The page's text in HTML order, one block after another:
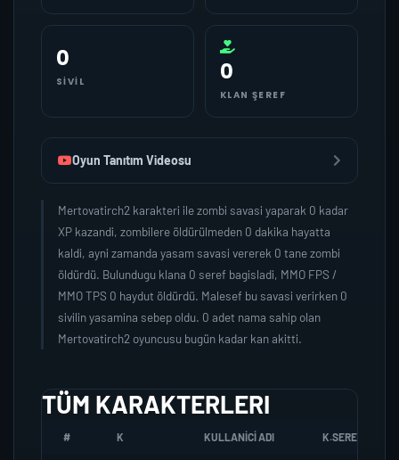
0
SIVIL 0
KLAN ŞEREF
Oyun Tanıtım Videosu
Mertovatirch2 karakteri ile zombi savasi yaparak 0 kadar
XP kazandi, zombilere öldürülmeden 0 dakika hayatta
kaldi, ayni zamanda yasam savasi vererek 0 tane zombi
öldürdü. Bulundugu klana 0 seref bagisladi, MMO FPS /
MMO TPS 0 haydut öldürdü. Malesef bu savasi verirken 0
sivilin yasamina sebep oldu. 0 adet nama sahip olan
Mertovatirch2 oyuncusu bugün kadar kan akitti.
TÜM KARAKTERLERI
# K KULLANICI ADI K.SEREFI